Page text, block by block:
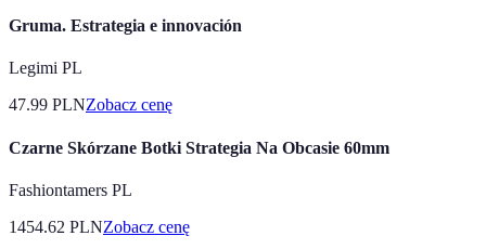
Gruma. Estrategia e innovación
Legimi PL
47.99 PLNZobacz cenę
Czarne Skórzane Botki Strategia Na Obcasie 60mm
Fashiontamers PL
1454.62 PLNZobacz cenę